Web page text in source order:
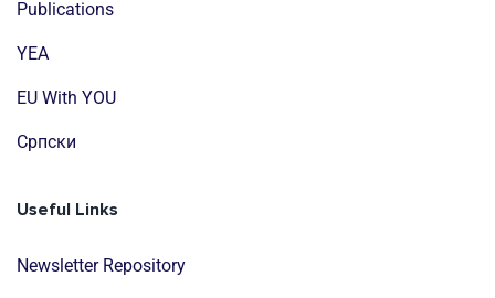
Publications
YEA
EU With YOU
Cрпски
Useful Links
Newsletter Repository